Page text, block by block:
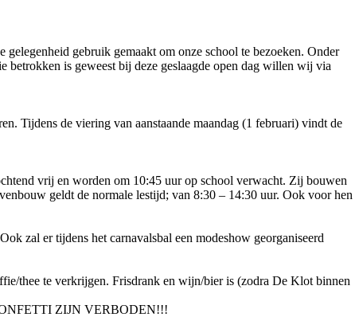
gebruik gemaakt om onze school te bezoeken. Onder
betrokken is geweest bij deze geslaagde open dag willen wij via
Tijdens de viering van aanstaande maandag (1 februari) vindt de
vrij en worden om 10:45 uur op school verwacht. Zij bouwen
geldt de normale lestijd; van 8:30 – 14:30 uur. Ook voor hen
zal er tijdens het carnavalsbal een modeshow georganiseerd
thee te verkrijgen. Frisdrank en wijn/bier is (zodra De Klot binnen
ZIJN VERBODEN!!!